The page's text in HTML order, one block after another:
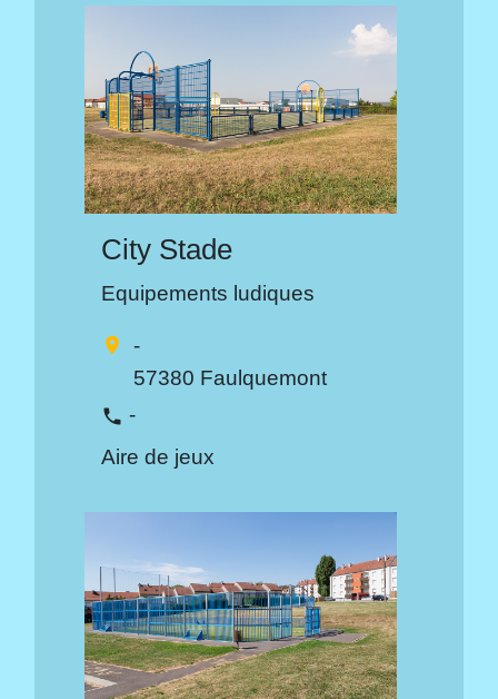
City Stade
Equipements ludiques
location_on
-
57380 Faulquemont
phone -
Aire de jeux